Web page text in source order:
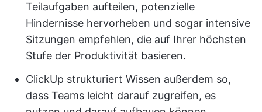
Teilaufgaben aufteilen, potenzielle
Hindernisse hervorheben und sogar intensive
Sitzungen empfehlen, die auf Ihrer höchsten
Stufe der Produktivität basieren.
ClickUp strukturiert Wissen außerdem so,
dass Teams leicht darauf zugreifen, es